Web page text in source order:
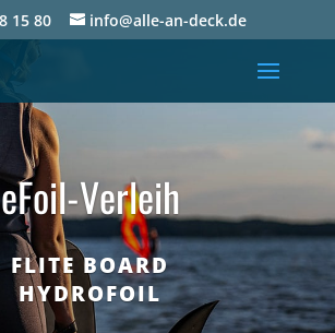
15 80 info@alle-an-deck.de
eFoil-Verleih
FLITE BOARD
HYDROFOIL